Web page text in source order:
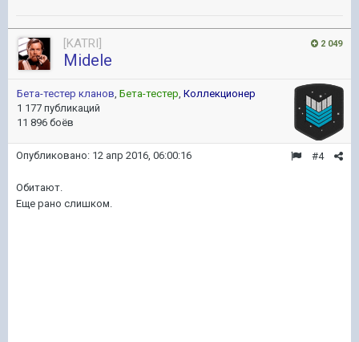
2 049
[KATRI]
Midele
Бета-тестер кланов, Бета-тестер, Коллекционер
1 177 публикаций
11 896 боёв
#4
Опубликовано: 12 апр 2016, 06:00:16
Обитают.
Еще рано слишком.